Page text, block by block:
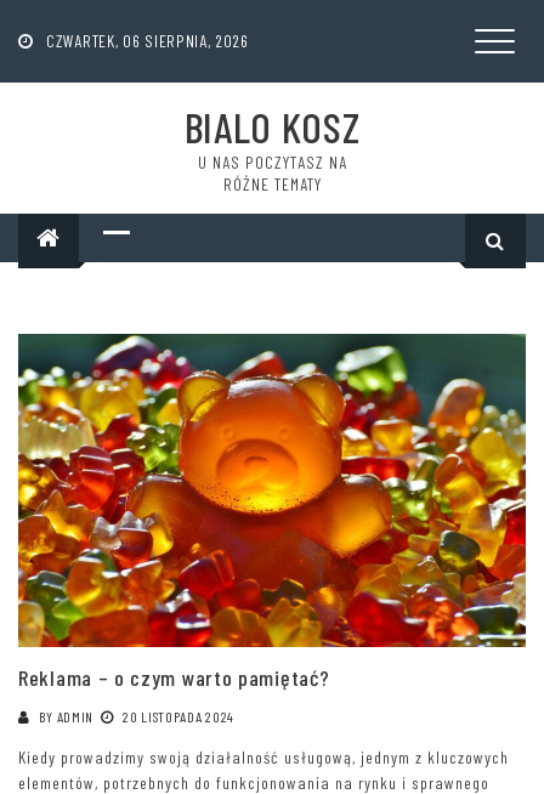
contentCZWARTEK, 06 SIERPNIA, 2026
BIALO KOSZ
U NAS POCZYTASZ NA
RÓŻNE TEMATY
Reklama – o czym warto pamiętać?
BY ADMIN 20 LISTOPADA 2024
Kiedy prowadzimy swoją działalność usługową, jednym z kluczowych
elementów, potrzebnych do funkcjonowania na rynku i sprawnego